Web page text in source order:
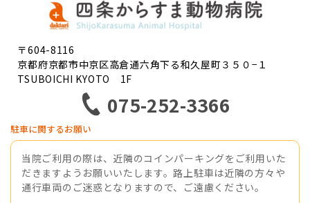
〒604-8116
京都府京都市中京区高倉通六角下る和久屋町３５０−１
TSUBOICHI KYOTO 1F
075-252-3366
駐車に関するお願い
当院ご利用の際は、近隣のコインパーキングをご利用いた
だきますようお願いいたします。路上駐車は近隣の方々や
通行車両のご迷惑となりますので、ご遠慮ください。